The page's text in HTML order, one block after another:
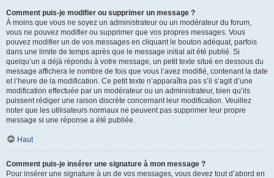
Comment puis-je modifier ou supprimer un message ?
À moins que vous ne soyez un administrateur ou un modérateur du forum,
vous ne pouvez modifier ou supprimer que vos propres messages. Vous
pouvez modifier un de vos messages en cliquant le bouton adéquat, parfois
dans une limite de temps après que le message initial ait été publié. Si
quelqu’un a déjà répondu à votre message, un petit texte situé en dessous du
message affichera le nombre de fois que vous l’avez modifié, contenant la date
et l’heure de la modification. Ce petit texte n’apparaîtra pas s’il s’agit d’une
modification effectuée par un modérateur ou un administrateur, bien qu’ils
puissent rédiger une raison discrète concernant leur modification. Veuillez
noter que les utilisateurs normaux ne peuvent pas supprimer leur propre
message si une réponse a été publiée.
Haut
Comment puis-je insérer une signature à mon message ?
Pour insérer une signature à un de vos messages, vous devez tout d’abord en